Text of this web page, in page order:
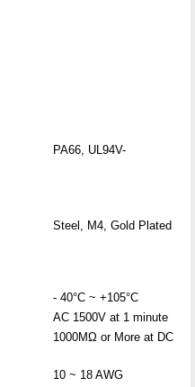
PA66, UL94V-
Steel, M4, Gold Plated
- 40°C ~ +105°C
AC 1500V at 1 minute
1000MΩ or More at DC
10 ~ 18 AWG